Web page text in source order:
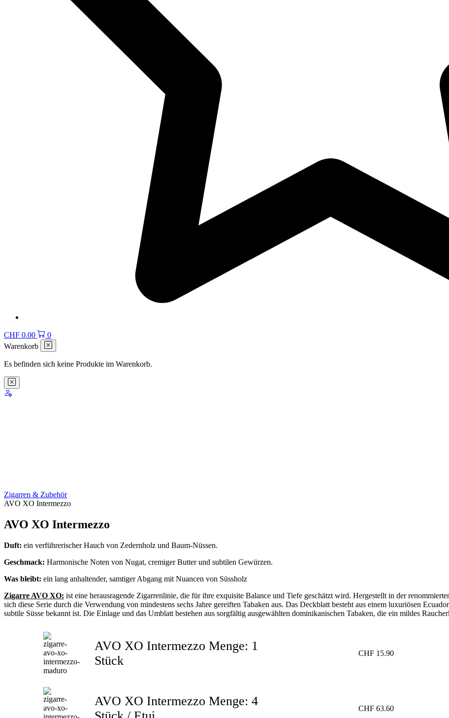
CHF 0.00
0
Warenkorb
Es befinden sich keine Produkte im Warenkorb.
Zigarren & Zubehör
AVO XO Intermezzo
AVO XO Intermezzo
Duft: ein verführerischer Hauch von Zedernholz und Baum-Nüssen.
Geschmack: Harmonische Noten von Nugat, cremiger Butter und subtilen Gewürzen.
Was bleibt: ein lang anhaltender, samtiger Abgang mit Nuancen von Süssholz
Zigarre AVO XO: ist eine herausragende Zigarrenlinie, die für ihre exquisite Balance und Tiefe geschätzt wird. Hergestellt in der
sich diese Serie durch die Verwendung von mindestens sechs Jahre gereiften Tabaken aus. Das Deckblatt besteht aus einem luxuriösen
subtile Süsse bekannt ist. Die Einlage und das Umblatt bestehen aus sorgfältig ausgewählten dominikanischen Tabaken, die ein mildes
AVO XO Intermezzo Menge: 1
Stück
CHF 15.90
AVO XO Intermezzo Menge: 4
CHF 63.60